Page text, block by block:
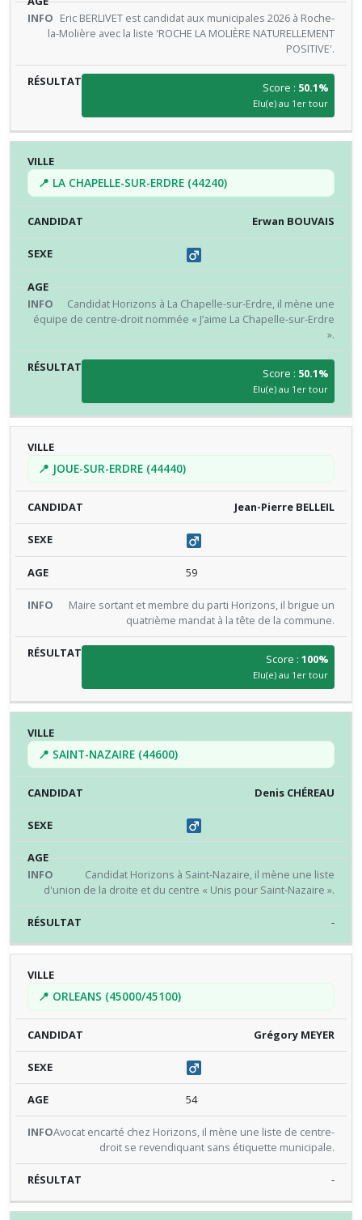
Eric BERLIVET est candidat aux municipales 2026 à Roche-
la-Molière avec la liste 'ROCHE LA MOLIÈRE NATURELLEMENT
POSITIVE'.
Score : 50.1%
Elu(e) au 1er tour
📍 LA CHAPELLE-SUR-ERDRE (44240)
Erwan BOUVAIS
Candidat Horizons à La Chapelle-sur-Erdre, il mène une
équipe de centre-droit nommée « J’aime La Chapelle-sur-Erdre
».
Score : 50.1%
Elu(e) au 1er tour
📍 JOUE-SUR-ERDRE (44440)
Jean-Pierre BELLEIL
59
Maire sortant et membre du parti Horizons, il brigue un
quatrième mandat à la tête de la commune.
Score :100%
Elu(e) au 1er tour
📍 SAINT-NAZAIRE (44600)
Denis CHÉREAU
Candidat Horizons à Saint-Nazaire, il mène une liste
d'union de la droite et du centre « Unis pour Saint-Nazaire ».
-
📍 ORLEANS (45000/45100)
Grégory MEYER
54
Avocat encarté chez Horizons, il mène une liste de centre-
droit se revendiquant sans étiquette municipale.
-